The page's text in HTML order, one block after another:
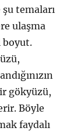
temaları
ulaşma
boyut.
gökyüzü,
Böyle
faydalı